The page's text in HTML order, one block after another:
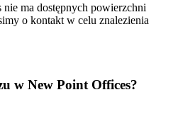
ma dostępnych powierzchni
o kontakt w celu znalezienia
w New Point Offices?